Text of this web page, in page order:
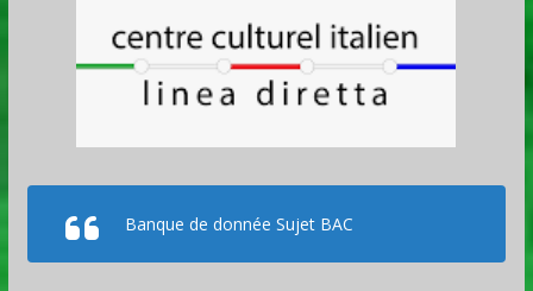
Banque de donnée Sujet BAC